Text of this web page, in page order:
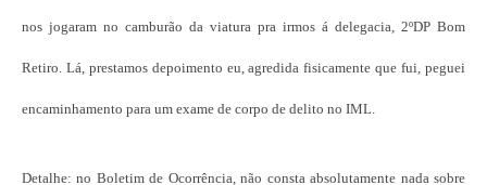
nos jogaram no camburão da viatura pra irmos á delegacia, 2ºDP Bom
Retiro. Lá, prestamos depoimento eu, agredida fisicamente que fui, peguei
encaminhamento para um exame de corpo de delito no IML.
Detalhe: no Boletim de Ocorrência, não consta absolutamente nada sobre